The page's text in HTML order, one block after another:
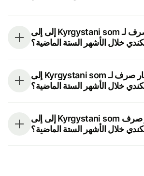
ما هو أعلى سعر صرف لـ Kyrgystani som إلى إلى
خلال الأشهر الستة الماضية؟
ما هي أدنى أسعار صرف لـ Kyrgystani som إلى
خلال الأشهر الستة الماضية؟
ما متوسط سعر صرف Kyrgystani som إلى إلى
خلال الأشهر الستة الماضية؟